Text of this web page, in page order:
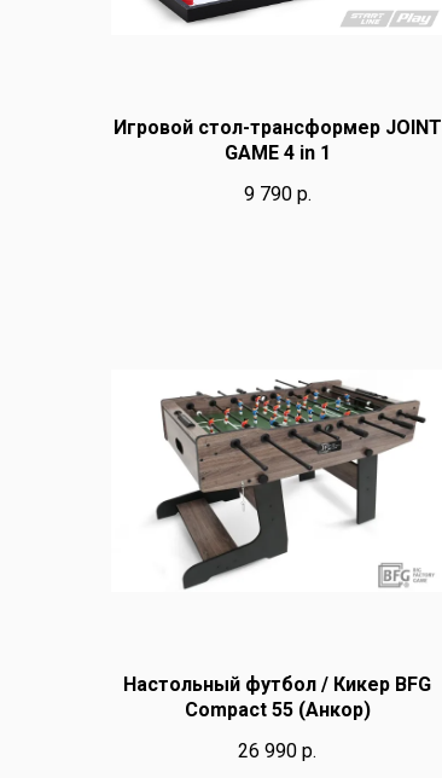
Игровой стол-трансформер JOINT
GAME 4 in 1
9 790 р.
Настольный футбол / Кикер BFG
Compact 55 (Анкор)
26 990 р.